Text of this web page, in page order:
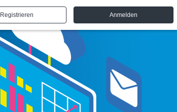
Registrieren Anmelden